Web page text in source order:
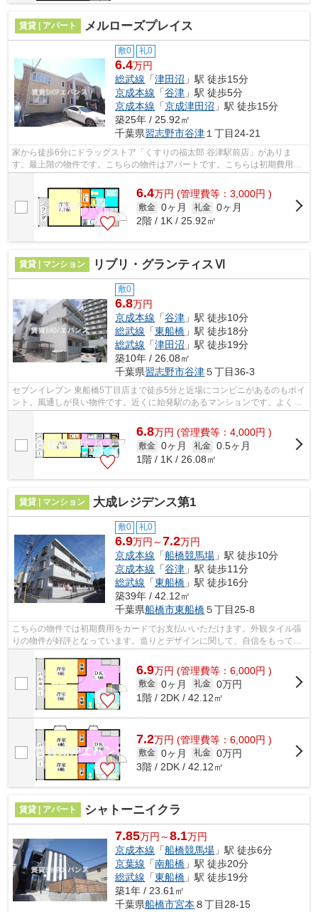
賃貸 | アパート メルローズプレイス
敷0 礼0
6.4万円
総武線 「津田沼 」駅 徒歩15分
京成本線 「谷津 」駅 徒歩5分
京成本線 「京成津田沼 」駅 徒歩15分
築25年 / 25.92㎡
千葉県習志野市谷津 １丁目24-21
家から徒歩6分にドラッグストア「くすりの福太郎 谷津駅前店」がありま
す。最上階の物件です。こちらの物件はアパートです。こちらは初期費用を
カードでお支払いいただける物件なので...
6.4万円 (管理費等：3,000円 )
敷金 0ヶ月 礼金 0ヶ月
2階 / 1K / 25.92㎡
賃貸 | マンション リブリ・グランティスⅥ
敷0
6.8万円
京成本線 「谷津 」駅 徒歩10分
総武線 「東船橋 」駅 徒歩18分
総武線 「津田沼 」駅 徒歩19分
築10年 / 26.08㎡
千葉県習志野市谷津５丁目36-3
セブンイレブン 東船橋5丁目店まで徒歩5分と近場にコンビニがあるのもポイ
ント。風通しが良い物件です。近くに始発駅のあるマンションです。よくお
6.8万円 (管理費等：4,000円 )
敷金 0ヶ月 礼金 0.5ヶ月
1階 / 1K / 26.08㎡
賃貸 | マンション 大成レジデンス第1
敷0 礼0
6.9万円～7.2万円
京成本線 「船橋競馬場 」駅 徒歩10分
京成本線 「谷津 」駅 徒歩11分
総武線 「東船橋 」駅 徒歩16分
築39年 / 42.12㎡
千葉県船橋市東船橋５丁目25-8
こちらの物件では初期費用をカードでお支払いいただけます。外観タイル張
りの物件が好評となっています。造りとデザインに関して、自信をもって情
6.9万円 (管理費等：6,000円 )
敷金 0ヶ月 礼金 0万円
1階 / 2DK / 42.12㎡
7.2万円 (管理費等：6,000円 )
敷金 0ヶ月 礼金 0万円
3階 / 2DK / 42.12㎡
賃貸 | アパート シャトーニイクラ
7.85万円～8.1万円
京成本線 「船橋競馬場 」駅 徒歩6分
京葉線 「南船橋 」駅 徒歩20分
総武線 「東船橋 」駅 徒歩19分
築1年 / 23.61㎡
千葉県船橋市宮本 ８丁目28-15